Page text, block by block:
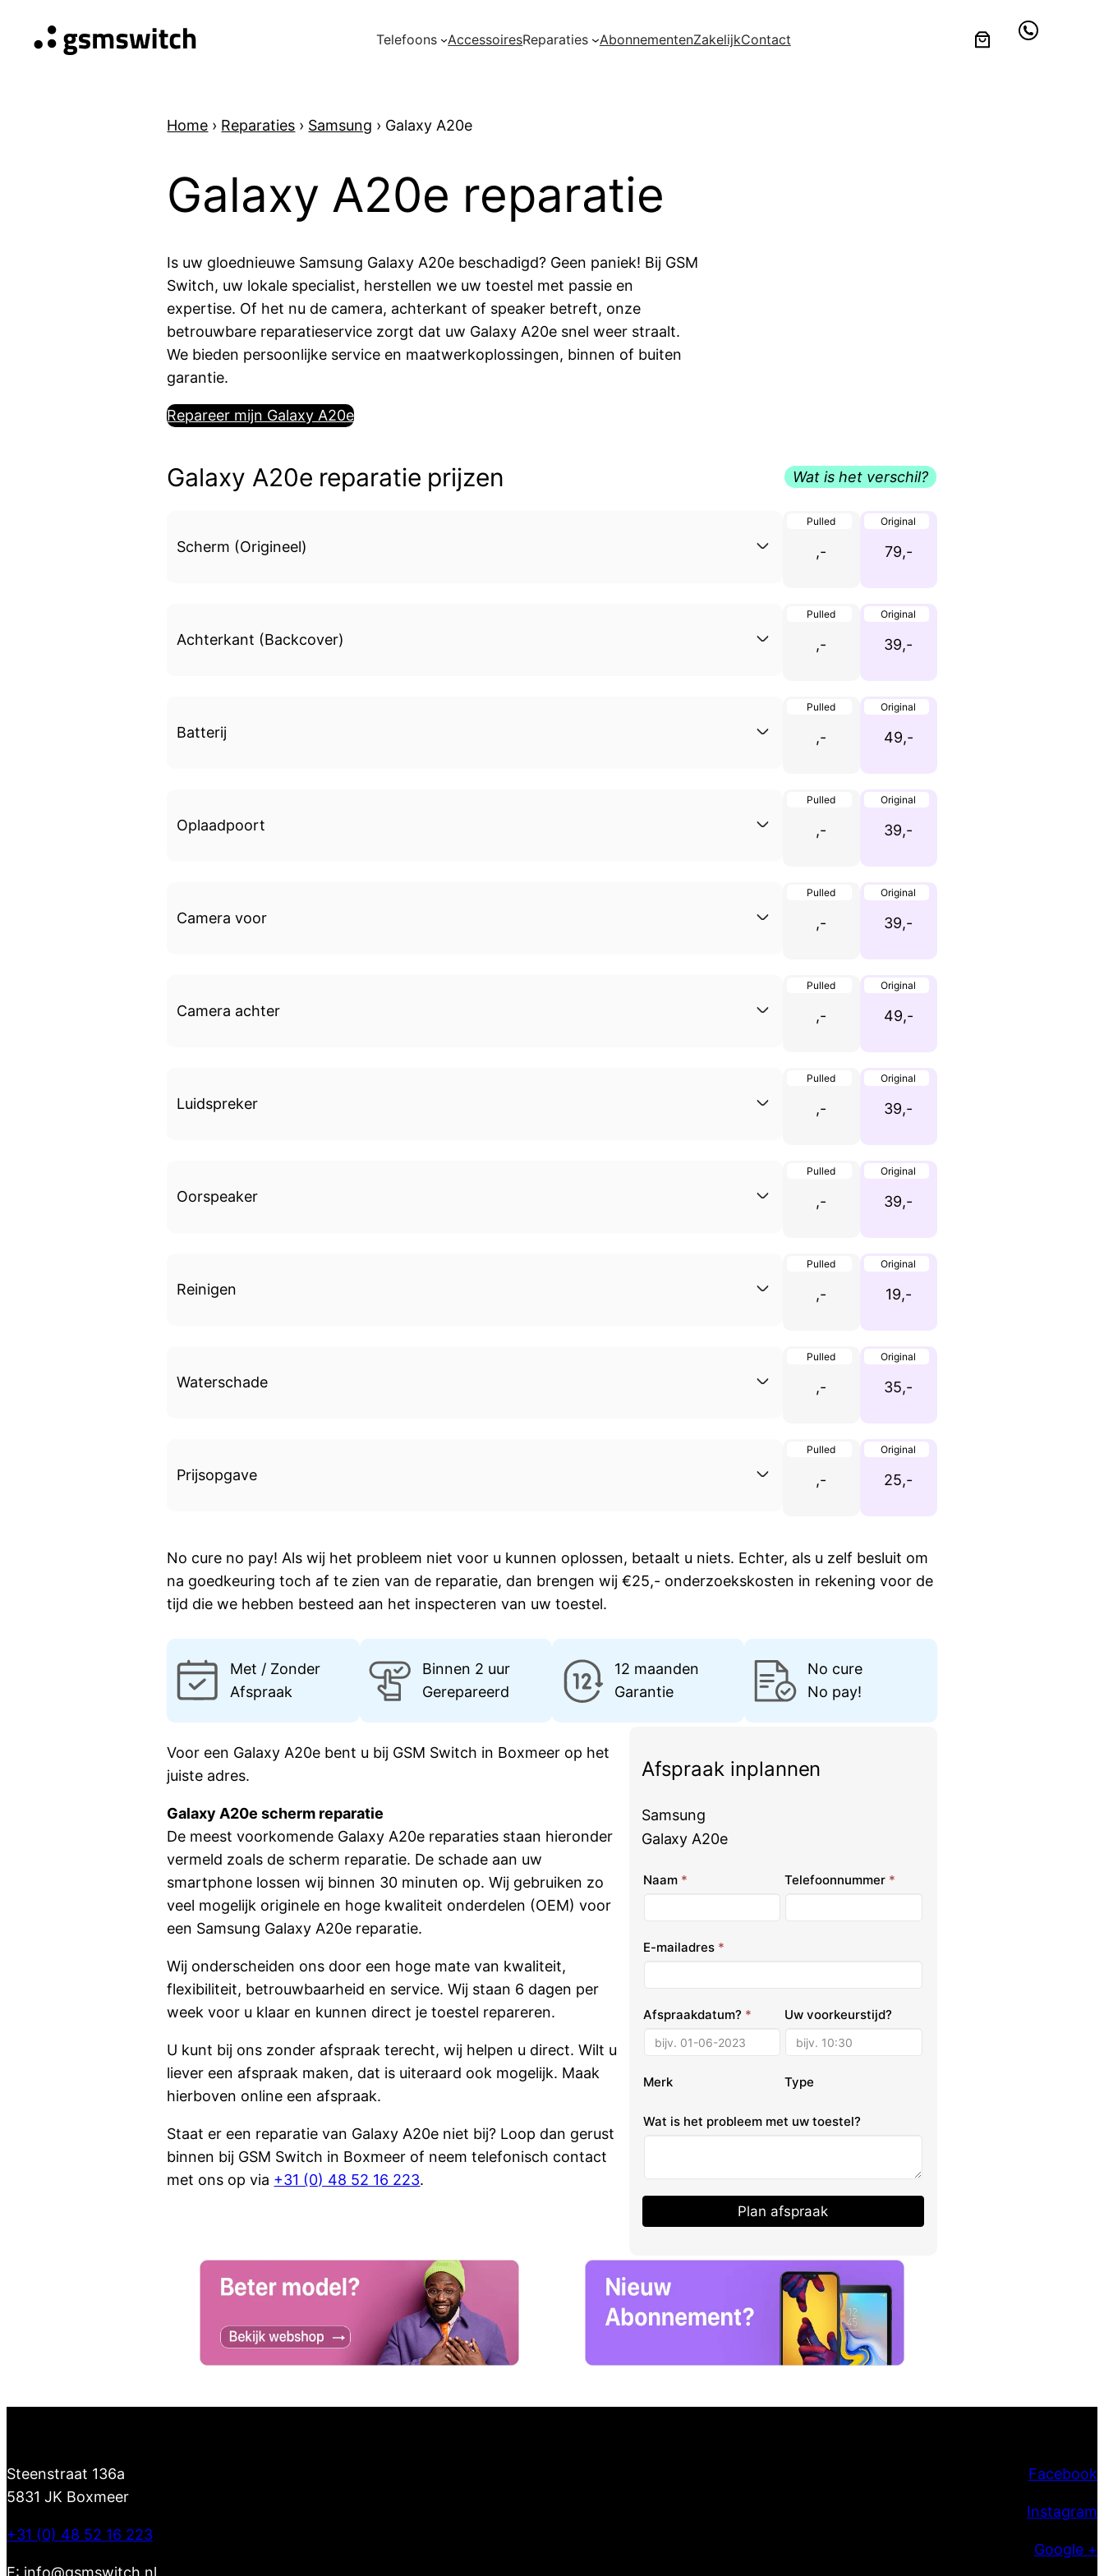
Telefoons AccessoiresReparaties AbonnementenZakelijkContact
Home › Reparaties › Samsung › Galaxy A20e
Galaxy A20e reparatie
Is uw gloednieuwe Samsung Galaxy A20e beschadigd? Geen paniek! Bij GSM
Switch, uw lokale specialist, herstellen we uw toestel met passie en
expertise. Of het nu de camera, achterkant of speaker betreft, onze
betrouwbare reparatieservice zorgt dat uw Galaxy A20e snel weer straalt.
We bieden persoonlijke service en maatwerkoplossingen, binnen of buiten
garantie.
Repareer mijn Galaxy A20e
Galaxy A20e reparatie prijzen Wat is het verschil?
Scherm (Origineel)
Pulled
,-
Original
79,-
Achterkant (Backcover)
Pulled
,-
Original
39,-
Batterij
Pulled
,-
Original
49,-
Oplaadpoort
Pulled
,-
Original
39,-
Camera voor
Pulled
,-
Original
39,-
Camera achter
Pulled
,-
Original
49,-
Luidspreker
Pulled
,-
Original
39,-
Oorspeaker
Pulled
,-
Original
39,-
Reinigen
Pulled
,-
Original
19,-
Waterschade
Pulled
,-
Original
35,-
Prijsopgave
Pulled
,-
Original
25,-
No cure no pay! Als wij het probleem niet voor u kunnen oplossen, betaalt u niets. Echter, als u zelf besluit om
na goedkeuring toch af te zien van de reparatie, dan brengen wij €25,- onderzoekskosten in rekening voor de
tijd die we hebben besteed aan het inspecteren van uw toestel.
Met / Zonder
Afspraak
Binnen 2 uur
Gerepareerd
12 maanden
Garantie
No cure
No pay!
Voor een Galaxy A20e bent u bij GSM Switch in Boxmeer op het
juiste adres.
Galaxy A20e scherm reparatie
De meest voorkomende Galaxy A20e reparaties staan hieronder
vermeld zoals de scherm reparatie. De schade aan uw
smartphone lossen wij binnen 30 minuten op. Wij gebruiken zo
veel mogelijk originele en hoge kwaliteit onderdelen (OEM) voor
een Samsung Galaxy A20e reparatie.
Wij onderscheiden ons door een hoge mate van kwaliteit,
flexibiliteit, betrouwbaarheid en service. Wij staan 6 dagen per
week voor u klaar en kunnen direct je toestel repareren.
U kunt bij ons zonder afspraak terecht, wij helpen u direct. Wilt u
liever een afspraak maken, dat is uiteraard ook mogelijk. Maak
hierboven online een afspraak.
Staat er een reparatie van Galaxy A20e niet bij? Loop dan gerust
binnen bij GSM Switch in Boxmeer of neem telefonisch contact
met ons op via +31 (0) 48 52 16 223.
Afspraak inplannen
Samsung
Galaxy A20e
Naam * Telefoonnummer *
E-mailadres *
Afspraakdatum? * Uw voorkeurstijd?
Merk Type
Wat is het probleem met uw toestel?
Plan afspraak
Steenstraat 136a
5831 JK Boxmeer
+31 (0) 48 52 16 223
E: info@gsmswitch.nl
Facebook
Instagram
Google +